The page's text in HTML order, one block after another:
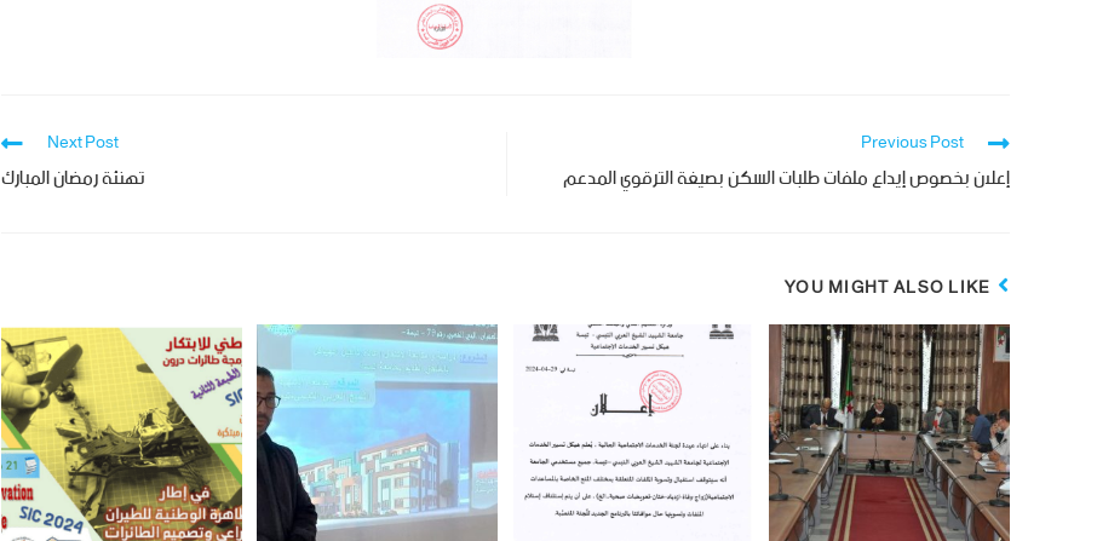
Previous Post
إعلان بخصوص إيداع ملفات طلبات السكن بصيغة الترقوي المدعم
Next Post
تهنئة رمضان المبارك
YOU MIGHT ALSO LIKE